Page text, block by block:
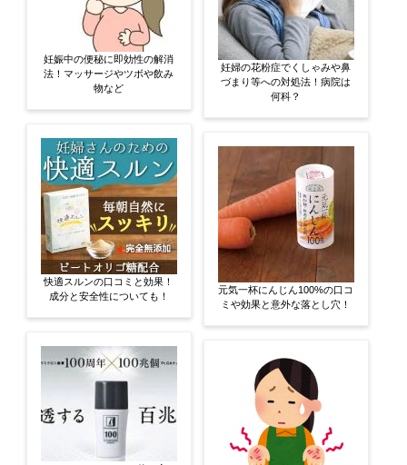
妊娠中の便秘に即効性の解消
法！マッサージやツボや飲み
物など
快適スルンの口コミと効果！
成分と安全性についても！
妊婦の花粉症でくしゃみや鼻
づまり等への対処法！病院は
何科？
元気一杯にんじん100%の口コ
ミや効果と意外な落とし穴！